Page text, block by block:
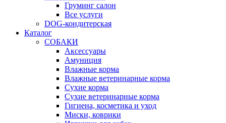
Груминг салон
Все услуги
DOG-кондитерская
Каталог
СОБАКИ
Аксессуары
Амуниция
Влажные корма
Влажные ветеринарные корма
Сухие корма
Сухие ветеринарные корма
Гигиена, косметика и уход
Миски, коврики